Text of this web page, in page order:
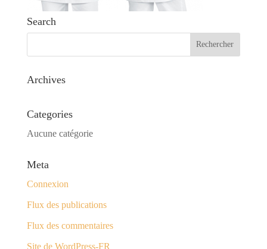
Search
Archives
Categories
Aucune catégorie
Meta
Connexion
Flux des publications
Flux des commentaires
Site de WordPress-FR